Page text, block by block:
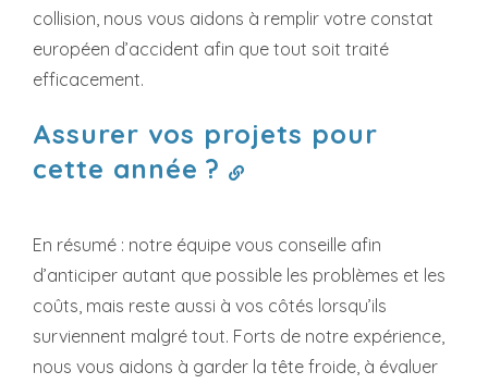
collision, nous vous aidons à remplir votre constat
européen d’accident afin que tout soit traité
efficacement.
Assurer vos projets pour
cette année ?
En résumé : notre équipe vous conseille afin
d’anticiper autant que possible les problèmes et les
coûts, mais reste aussi à vos côtés lorsqu’ils
surviennent malgré tout. Forts de notre expérience,
nous vous aidons à garder la tête froide, à évaluer